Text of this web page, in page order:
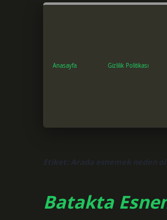
Anasayfa Gizlilik Politikası
Etiket: Arada esnemek neden
Batakta